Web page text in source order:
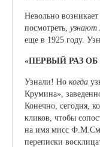
Невольно
посмотреть, узнают
еще в 1925 году.
«ПЕРВЫЙ РАЗ
Узнали! Но когда
Крумина»,
Конечно, сегодня,
кликов, чтобы
на имя мисс
переписки